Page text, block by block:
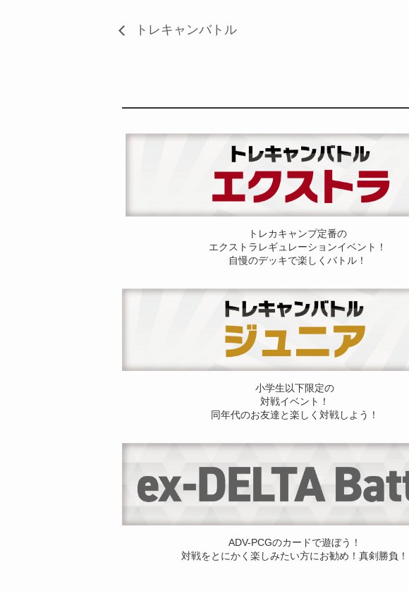
トレキャンバトル
トレカキャンプ定番の
エクストラレギュレーションイベント！
自慢のデッキで楽しくバトル！
小学生以下限定の
対戦イベント！
同年代のお友達と楽しく対戦しよう！
ADV-PCGのカードで遊ぼう！
対戦をとにかく楽しみたい方にお勧め！真剣勝負！